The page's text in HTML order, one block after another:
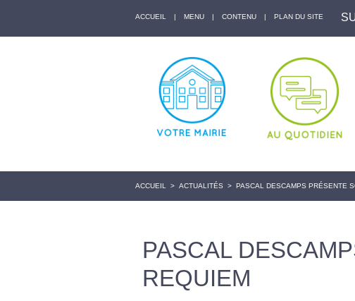
ACCUEIL | MENU | CONTENU | PLAN DU SITE
ACCUEIL > ACTUALITÉS > PASCAL DESCAMPS PRÉSENTE
PASCAL
REQUIEM